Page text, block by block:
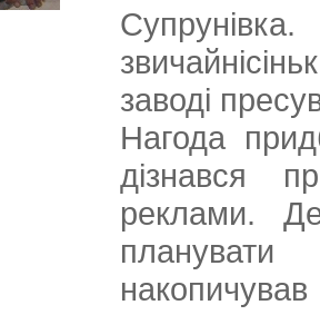
заводі
Нагода
дізнався
реклами.